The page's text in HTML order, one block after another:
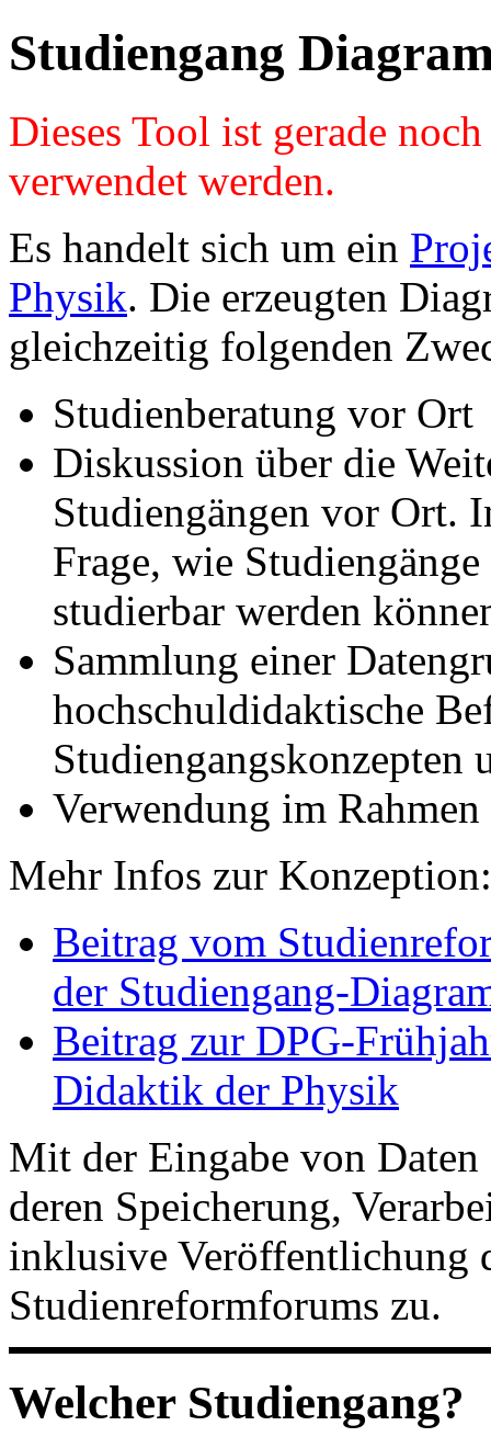
Studiengang
Dieses Tool ist gerade
verwendet werden.
Es handelt sich um ein
Physik. Die erzeugten
gleichzeitig folgenden
Studienberatung vor Ort
Diskussion über die
Studiengängen vor Ort.
Frage, wie
studierbar werden
Sammlung einer
hochschuldidaktische
Studiengangskonzepten
Verwendung im
Mehr Infos zur Konzeption:
Beitrag vom
der Studiengang-
Beitrag zur DPG-
Didaktik der Physik
Mit der Eingabe von Daten
deren Speicherung,
inklusive Veröffentlichung
Studienreformforums zu.
Welcher Studiengang?